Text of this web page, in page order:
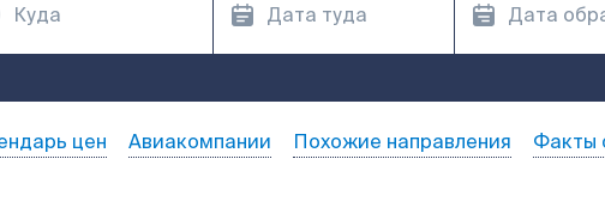
цен Авиакомпании Похожие направления Факты